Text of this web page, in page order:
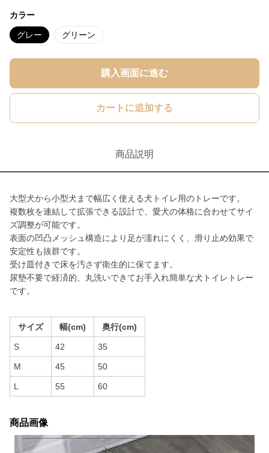
カラー
グレー グリーン
購入画面に進む
カートに追加する
商品説明
大型犬から小型犬まで幅広く使える犬トイレ用のトレーです。
複数枚を連結して拡張できる設計で、愛犬の体格に合わせてサイ
ズ調整が可能です。
表面の凹凸メッシュ構造により足が濡れにくく、滑り止め効果で
安定性も抜群です。
受け皿付きで床を汚さず衛生的に保てます。
尿墊不要で経済的、丸洗いできてお手入れ簡単な犬トイレトレー
です。
サイズ 幅(cm) 奥行(cm)
S 42 35
M 45 50
L 55 60
商品画像